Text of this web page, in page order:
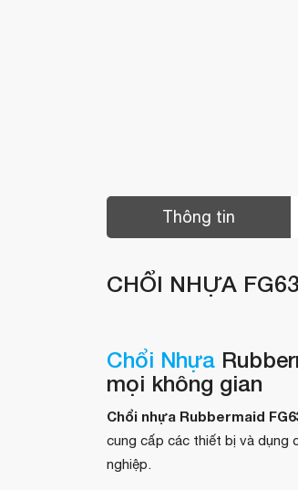
Thông tin
CHỔI NHỰA
Chổi Nhựa
mọi không gian
Chổi nhựa Rubbermaid
cung cấp các thiết bị và dụng
nghiệp.